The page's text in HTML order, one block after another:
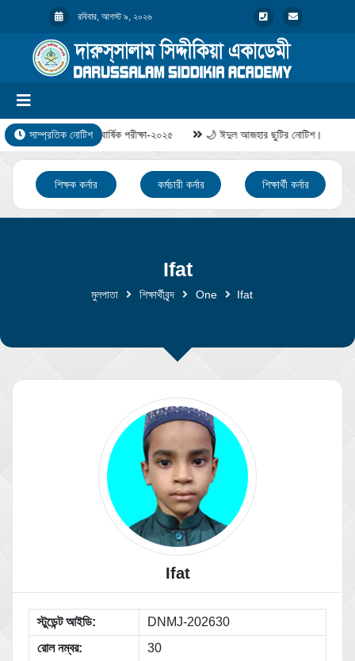
রবিবার, আগস্ট ৯, ২০২৬
সাম্প্রতিক নোটিশ বার্ষিক পরীক্ষা-২০২৫ 🌙 ঈদুল আজহার ছুটির নোটিশ।
শিক্ষক কর্নার কর্মচারী কর্নার শিক্ষার্থী কর্নার
Ifat
মুলপাতা শিক্ষার্থীবৃন্দ One Ifat
Ifat
স্টুডেন্ট আইডি:
DNMJ-202630
রোল নম্বর:
30